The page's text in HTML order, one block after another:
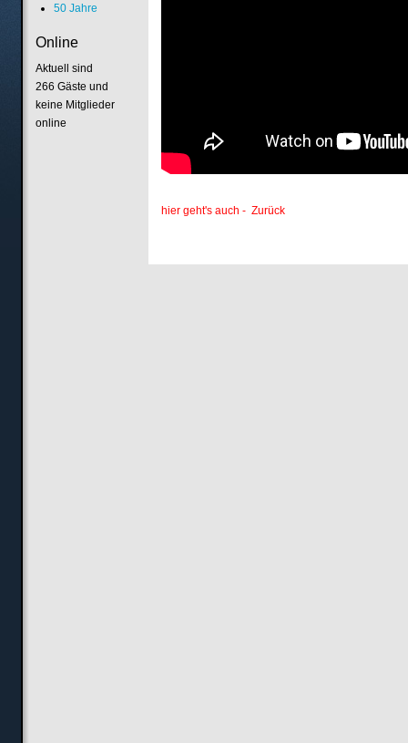
hier geht's auch - Zurück
50 Jahre
Online
Aktuell sind
266 Gäste und
keine Mitglieder
online